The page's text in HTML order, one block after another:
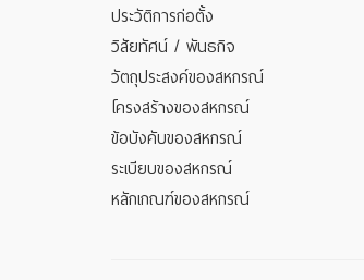
ประวัติการก่อตั้ง
วิสัยทัศน์ / พันธกิจ
วัตถุประสงค์ของสหกรณ์
โครงสร้างของสหกรณ์
ข้อบังคับของสหกรณ์
ระเบียบของสหกรณ์
หลักเกณฑ์ของสหกรณ์